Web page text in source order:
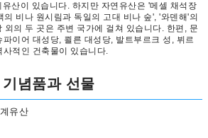
산이 있습니다. 하지만 자연유산은 '메셀 채석장
비나 원시림과 독일의 고대 비나 숲', '와덴해'의
외의 두 곳은 주변 국가에 걸쳐 있습니다. 한편, 문
이어 대성당, 쾰른 대성당, 발트부르크 성, 뷔르
적인 건축물이 있습니다.
기념품과 선물